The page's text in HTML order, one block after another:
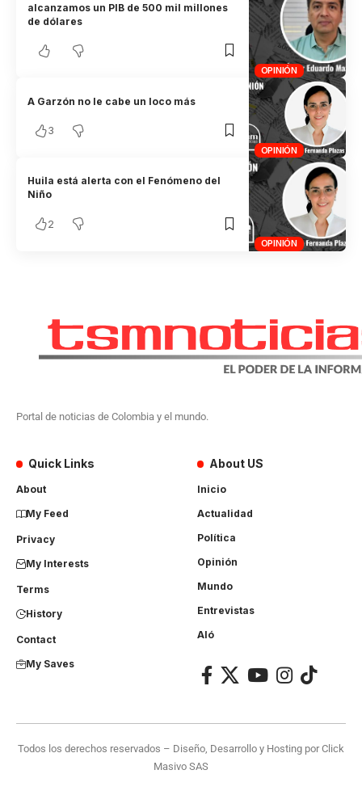
OPINIÓN
alcanzamos un PIB de 500 mil millones
de dólares
OPINIÓN
A Garzón no le cabe un loco más
3
OPINIÓN
Huila está alerta con el Fenómeno del
Niño
2
Portal de noticias de Colombia y el mundo.
Quick Links
About
My Feed
Privacy
My Interests
Terms
History
Contact
My Saves
About US
Inicio
Actualidad
Política
Opinión
Mundo
Entrevistas
Aló
Todos los derechos reservados – Diseño, Desarrollo y Hosting porClick
Masivo SAS